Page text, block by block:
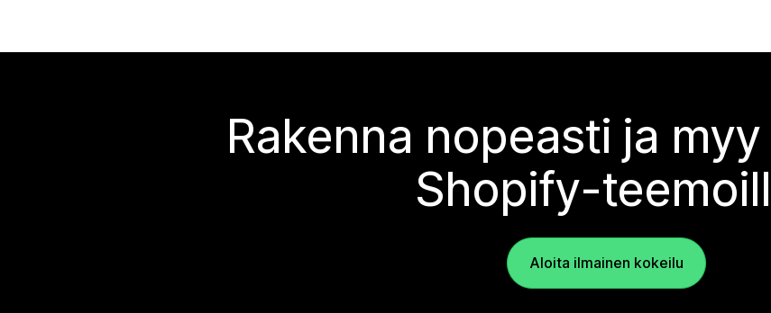
Rakenna nopeasti ja
Shopify-
Aloita ilmainen kokeilu